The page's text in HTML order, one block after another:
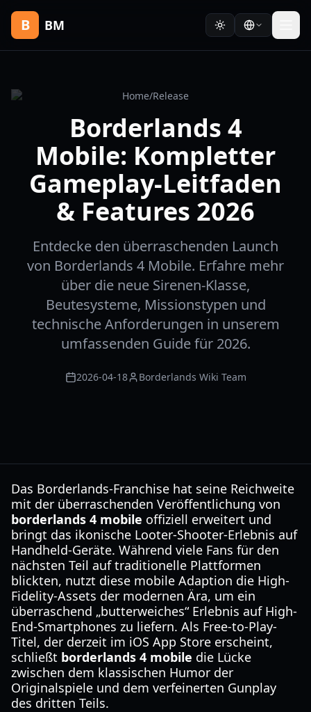
B BM
Home/Release
Borderlands 4
Mobile: Kompletter
Gameplay-Leitfaden
& Features 2026
Entdecke den überraschenden Launch
von Borderlands 4 Mobile. Erfahre mehr
über die neue Sirenen-Klasse,
Beutesysteme, Missionstypen und
technische Anforderungen in unserem
umfassenden Guide für 2026.
2026-04-18 Borderlands Wiki Team
Das Borderlands-Franchise hat seine Reichweite
mit der überraschenden Veröffentlichung von
borderlands 4 mobile offiziell erweitert und
bringt das ikonische Looter-Shooter-Erlebnis auf
Handheld-Geräte. Während viele Fans für den
nächsten Teil auf traditionelle Plattformen
blickten, nutzt diese mobile Adaption die High-
Fidelity-Assets der modernen Ära, um ein
überraschend „butterweiches“ Erlebnis auf High-
End-Smartphones zu liefern. Als Free-to-Play-
Titel, der derzeit im iOS App Store erscheint,
schließt borderlands 4 mobile die Lücke
zwischen dem klassischen Humor der
Originalspiele und dem verfeinerten Gunplay
des dritten Teils.